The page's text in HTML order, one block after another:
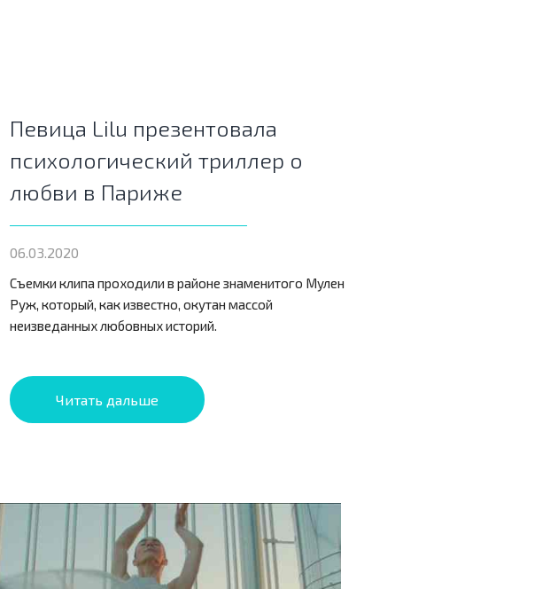
Певица Lilu презентовала
психологический триллер о
любви в Париже
06.03.2020
Съемки клипа проходили в районе знаменитого Мулен
Руж, который, как известно, окутан массой
неизведанных любовных историй.
Читать дальше